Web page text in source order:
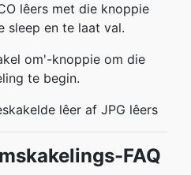
lêers met die knoppie
sleep en te laat val.
om'-knoppie om die
te begin.
lêer af JPG lêers
FAQ